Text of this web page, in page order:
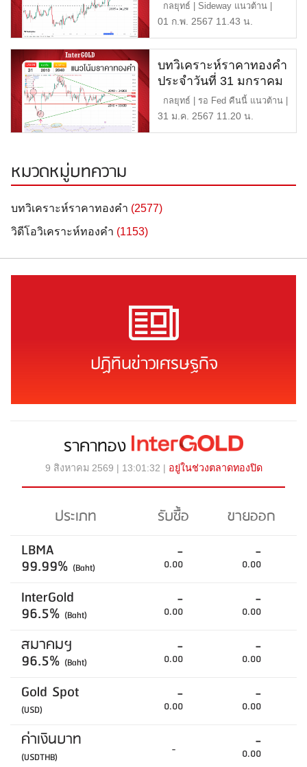
กลยุทธ์ | Sideway แนวต้าน |
2,055 หรือ 34,500 บา […]
01 ก.พ. 2567 11.43 น.
บทวิเคราะห์ราคาทองคำ
ประจำวันที่ 31 มกราคม
2567
กลยุทธ์ | รอ Fed คืนนี้ แนวต้าน |
2,040-2,050 หร […]
31 ม.ค. 2567 11.20 น.
หมวดหมู่บทความ
บทวิเคราะห์ราคาทองคำ (2577)
วิดีโอวิเคราะห์ทองคำ (1153)
ปฏิทินข่าวเศรษฐกิจ
ราคาทอง
9 สิงหาคม 2569 | 13:01:32 | อยู่ในช่วงตลาดทองปิด
ประเภท รับซื้อ
ขายออก
LBMA
99.99% (Baht)
-
0.00
-
0.00
InterGold
96.5% (Baht)
-
0.00
-
0.00
สมาคมฯ
96.5% (Baht)
-
0.00
-
0.00
Gold Spot
(USD)
-
0.00
-
0.00
ค่าเงินบาท
(USDTHB) - -
0.00